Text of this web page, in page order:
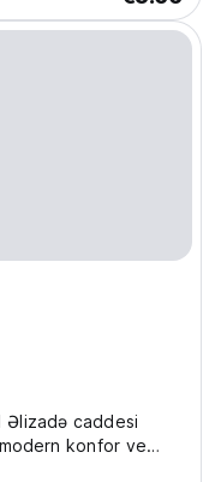
Əlizadə caddesi
konfor ve